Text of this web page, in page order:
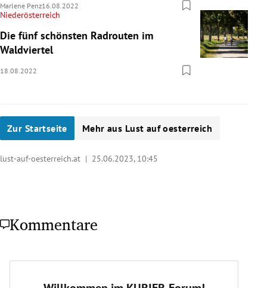
Marlene Penz16.08.2022
Niederösterreich
Die fünf schönsten Radrouten im
Waldviertel
18.08.2022
Zur Startseite Mehr aus Lust auf oesterreich
lust-auf-oesterreich.at | 25.06.2023, 10:45
Kommentare